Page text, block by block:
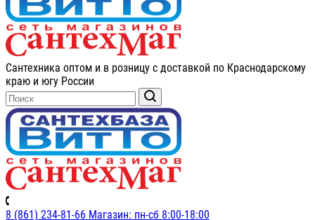
Сантехника оптом и в розницу с доставкой по Краснодарскому
краю и югу России
8 (861) 234-81-66 Магазин: пн-сб 8:00-18:00